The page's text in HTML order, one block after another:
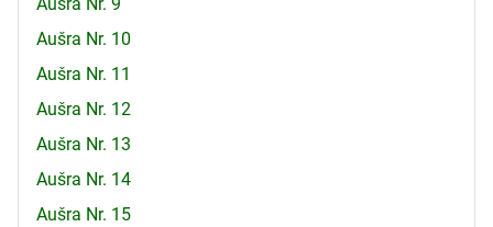
Aušra Nr. 10
Aušra Nr. 11
Aušra Nr. 12
Aušra Nr. 13
Aušra Nr. 14
Aušra Nr. 15